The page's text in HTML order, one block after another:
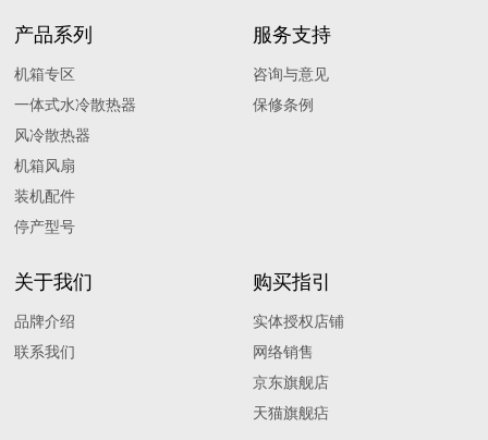
产品系列
机箱专区
一体式水冷散热器
风冷散热器
机箱风扇
装机配件
停产型号
服务支持
咨询与意见
保修条例
关于我们
品牌介绍
联系我们
购买指引
实体授权店铺
网络销售
京东旗舰店
天猫旗舰痁